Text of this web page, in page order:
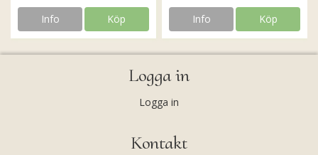
Info Köp Info Köp
Logga in
Logga in
Kontakt